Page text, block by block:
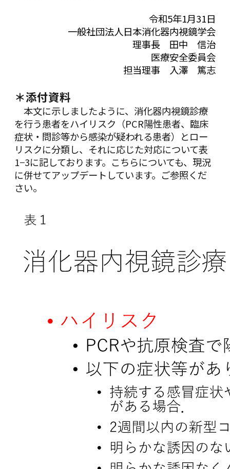
令和5年1月31日
一般社団法人日本消化器内視鏡学会
理事長 田中 信治
医療安全委員会
担当理事 入澤 篤志
＊添付資料
本文に示しましたように、消化器内視鏡診療
を行う患者をハイリスク（PCR陽性患者、臨床
症状・問診等から感染が疑われる患者）とロー
リスクに分類し、それに応じた対応について表
1−3に記しております。こちらについても、現況
に併せてアップデートしています。ご参照くだ
さい。